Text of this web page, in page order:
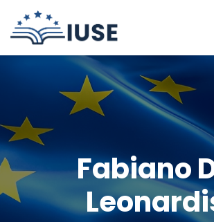
Fabiano